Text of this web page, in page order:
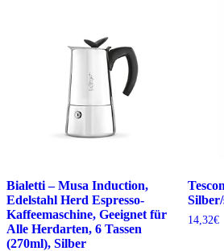
Bialetti – Musa Induction,
Edelstahl Herd Espresso-
Kaffeemaschine, Geeignet für
Alle Herdarten, 6 Tassen
(270ml), Silber
14,32€